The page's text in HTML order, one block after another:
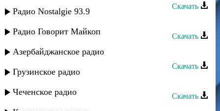
Радио Nostalgie 93.9
Радио Говорит Майкоп
Азербайджанское радио
Грузинское радио
Чеченское радио
Скачать
Скачать
Мурад Садуев - Море любви
Скачать
Скачать